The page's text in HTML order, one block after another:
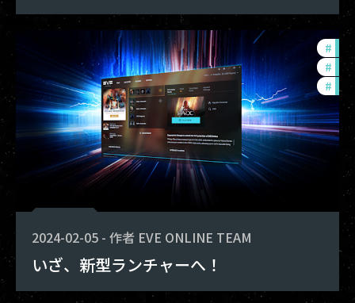
#
#
#
2024-02-05 - 作者 EVE ONLINE TEAM
いざ、新型ランチャーへ！